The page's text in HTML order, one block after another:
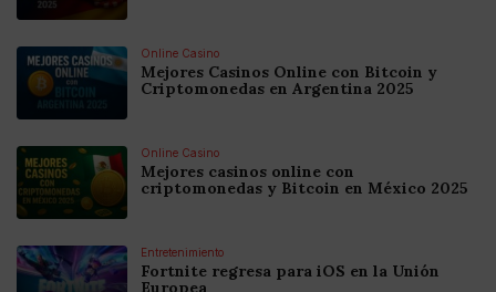
Online Casino
Mejores Casinos Online con Bitcoin y
Criptomonedas en Argentina 2025
Online Casino
Mejores casinos online con
criptomonedas y Bitcoin en México 2025
Entretenimiento
Fortnite regresa para iOS en la Unión
Europea